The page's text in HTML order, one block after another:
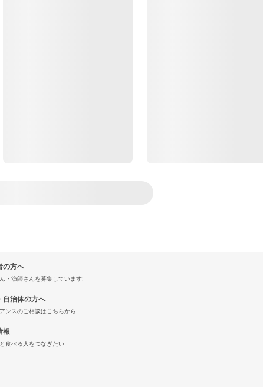
の方へ
・漁師さんを募集しています!
自治体の方へ
ンスのご相談はこちらから
報
食べる人をつなぎたい